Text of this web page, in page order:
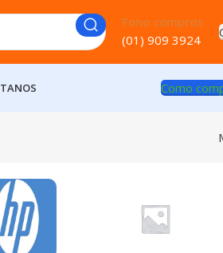
Fono compras
(01) 909 3924
Como